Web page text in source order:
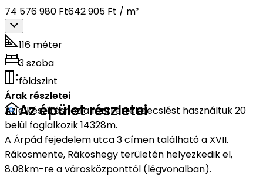
74 576 980 Ft642 905 Ft / m²
116 méter
3 szoba
földszint
Árak részletei
Az elkészítéshez a fenti értékbecslést használtuk 20
belül foglalkozik 14328m.
Az épület részletei
A Árpád fejedelem utca 3 címen található a XVII.
Rákosmente, Rákoshegy területén helyezkedik el,
8.08km-re a városközponttól (légvonalban).